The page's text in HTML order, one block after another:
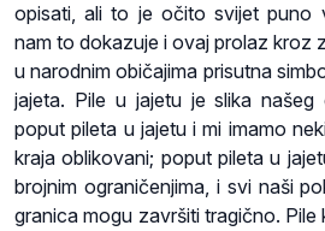
opisati, ali to je očito svijet puno
nam to dokazuje i ovaj prolaz kroz
u narodnim običajima prisutna
jajeta. Pile u jajetu je slika našeg
poput pileta u jajetu i mi imamo
kraja oblikovani; poput pileta u
brojnim ograničenjima, i svi naši
granica mogu završiti tragično. Pile